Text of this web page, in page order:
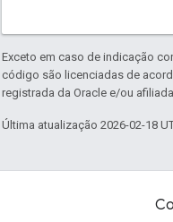
Exceto em caso de indicação
código são licenciadas de
registrada da Oracle e/ou
Última atualização 2026-02-18